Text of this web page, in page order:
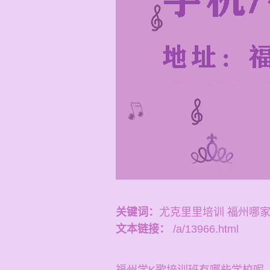
关键词： 尤克里里培训 福州哪
文本链接：
/a/13966.html